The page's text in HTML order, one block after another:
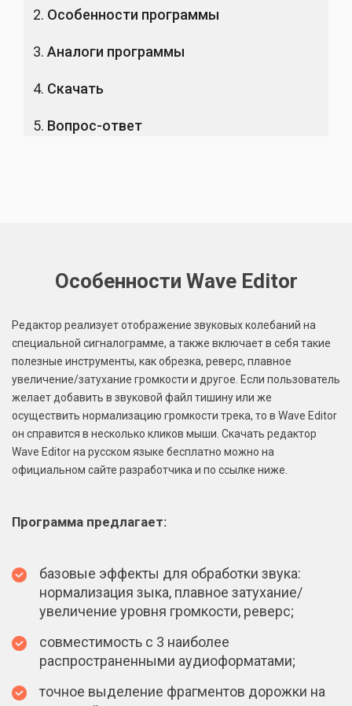
Особенности программы
Аналоги программы
Скачать
Вопрос-ответ
Особенности Wave Editor
Редактор реализует отображение звуковых колебаний на
специальной сигналограмме, а также включает в себя такие
полезные инструменты, как обрезка, реверс, плавное
увеличение/затухание громкости и другое. Если пользователь
желает добавить в звуковой файл тишину или же
осуществить нормализацию громкости трека, то в Wave Editor
он справится в несколько кликов мыши. Скачать редактор
Wave Editor на русском языке бесплатно можно на
официальном сайте разработчика и по ссылке ниже.
Программа предлагает:
базовые эффекты для обработки звука:
нормализация зыка, плавное затухание/
увеличение уровня громкости, реверс;
совместимость с 3 наиболее
распространенными аудиоформатами;
точное выделение фрагментов дорожки на